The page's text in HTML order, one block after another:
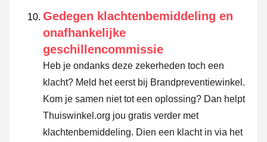
Gedegen klachtenbemiddeling en
onafhankelijke
geschillencommissie
Heb je ondanks deze zekerheden toch een
klacht? Meld het eerst bij Brandpreventiewinkel.
Kom je samen niet tot een oplossing? Dan helpt
Thuiswinkel.org jou gratis verder met
klachtenbemiddeling. Dien een klacht in via het